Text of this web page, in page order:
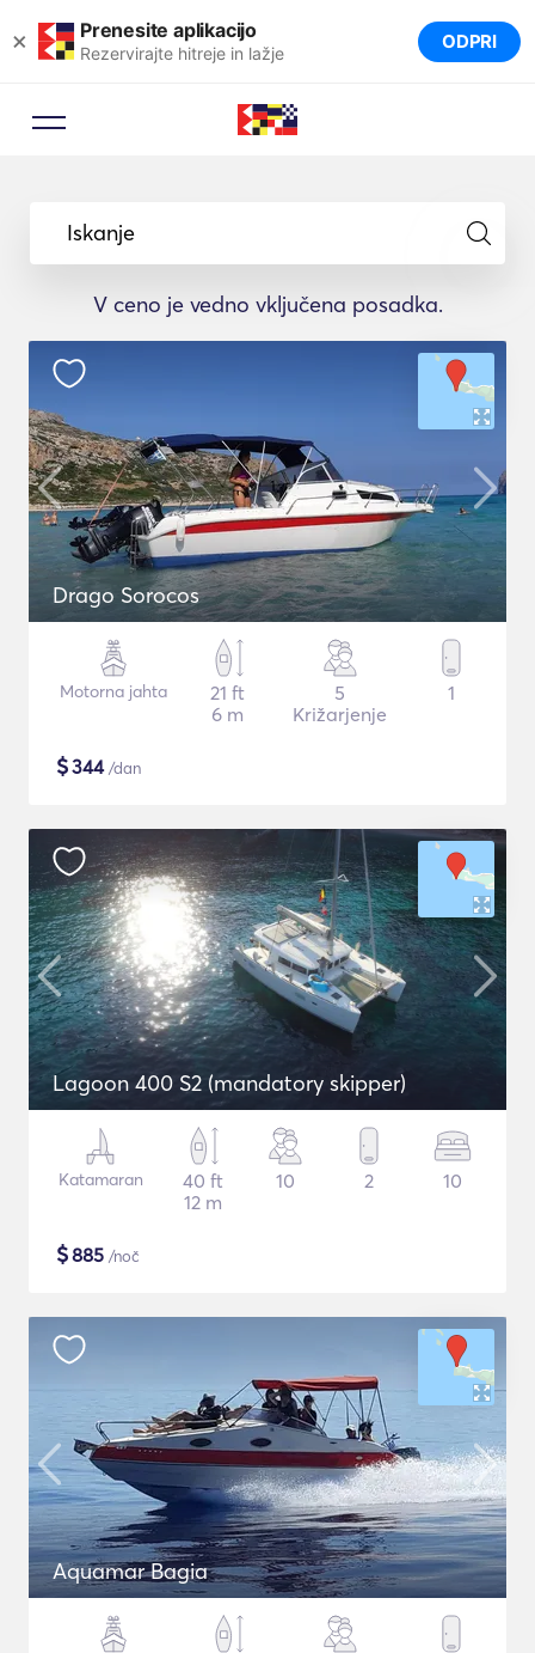
× Prenesite aplikacijo
Rezervirajte hitreje in lažje ODPRI
Iskanje
V ceno je vedno vključena posadka.
Drago Sorocos
Motorna jahta
21 ft
6 m
5
Križarjenje
1
$344/dan
Lagoon 400 S2 (mandatory skipper)
Katamaran
40 ft
12 m
10 2 10
$885 /noč
Aquamar Bagia